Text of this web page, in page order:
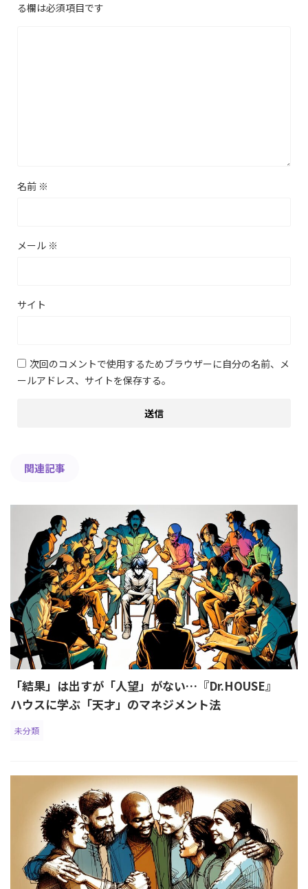
る欄は必須項目です
名前 ※
メール ※
サイト
次回のコメントで使用するためブラウザーに自分の名前、メ
ールアドレス、サイトを保存する。
関連記事
「結果」は出すが「人望」がない…『Dr.HOUSE』
ハウスに学ぶ「天才」のマネジメント法
未分類